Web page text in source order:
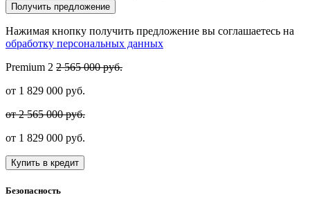
Получить предложение
Нажимая кнопку получить предложение вы соглашаетесь на
обработку персональных данных
Premium 2 2 565 000 руб.
от 1 829 000 руб.
от 2 565 000 руб.
от 1 829 000 руб.
Купить в кредит
Безопасность